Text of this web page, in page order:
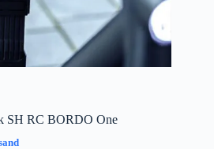
SH RC BORDO One